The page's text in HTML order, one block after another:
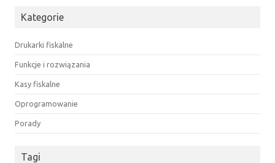
Kategorie
Drukarki fiskalne
Funkcje i rozwiązania
Kasy fiskalne
Oprogramowanie
Porady
Tagi